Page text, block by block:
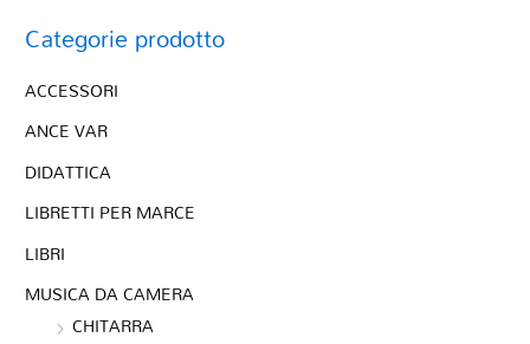
Categorie prodotto
ACCESSORI
ANCE VAR
DIDATTICA
LIBRETTI PER MARCE
LIBRI
MUSICA DA CAMERA
CHITARRA